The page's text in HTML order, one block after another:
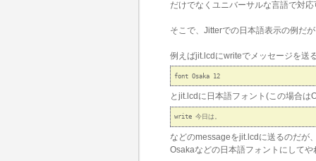
だけでなくユニバーサルな言語で対
そこで、Jitterでの日本語表示の例だ
例えばjit.lcdにwriteでメッセージを送
とjit.lcdに日本語フォント(この場合
などのmessageをjit.lcdに送るのだが
Osakaなどの日本語フォントにしてや